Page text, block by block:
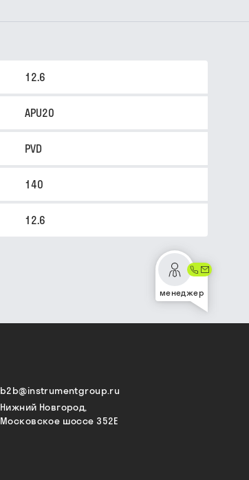
12.6
APU20
PVD
140
12.6
менеджер
b2b@instrumentgroup.ru
Нижний Новгород,
Московское шоссе 352Е